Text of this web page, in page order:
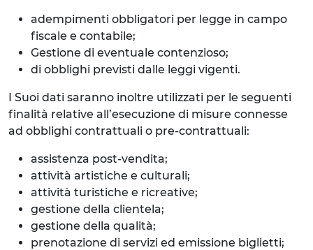
adempimenti obbligatori per legge in campo
fiscale e contabile;
Gestione di eventuale contenzioso;
di obblighi previsti dalle leggi vigenti.
I Suoi dati saranno inoltre utilizzati per le seguenti
finalità relative all’esecuzione di misure connesse
ad obblighi contrattuali o pre-contrattuali:
assistenza post-vendita;
attività artistiche e culturali;
attività turistiche e ricreative;
gestione della clientela;
gestione della qualità;
prenotazione di servizi ed emissione biglietti;